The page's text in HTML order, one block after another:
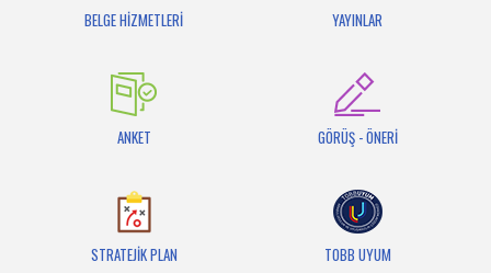
BELGE HİZMETLERİ YAYINLAR
ANKET GÖRÜŞ - ÖNERİ
STRATEJİK PLAN TOBB UYUM